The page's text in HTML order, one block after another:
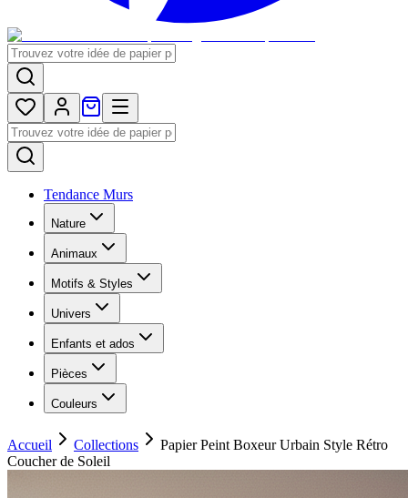
Tendance Murs
Nature
Animaux
Motifs & Styles
Univers
Enfants et ados
Pièces
Couleurs
Accueil Collections
Papier Peint Boxeur Urbain Style Rétro
Coucher de Soleil